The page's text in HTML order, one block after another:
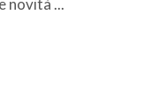
novità ...